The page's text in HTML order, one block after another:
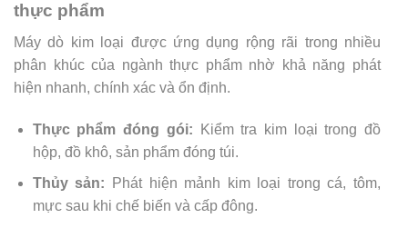
thực phẩm
Máy dò kim loại được ứng dụng rộng rãi trong nhiều
phân khúc của ngành thực phẩm nhờ khả năng phát
hiện nhanh, chính xác và ổn định.
Thực phẩm đóng gói:
Kiểm tra kim loại trong đồ
hộp, đồ khô, sản phẩm đóng túi.
Thủy sản: Phát hiện mảnh kim loại trong cá, tôm,
mực sau khi chế biến và cấp đông.